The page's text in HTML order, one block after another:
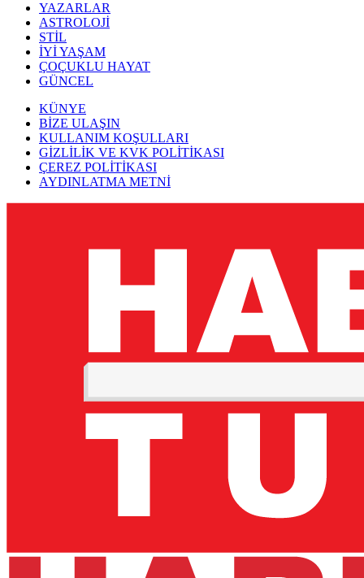
YAZARLAR
ASTROLOJİ
STİL
İYİ YAŞAM
ÇOÇUKLU HAYAT
GÜNCEL
KÜNYE
BİZE ULAŞIN
KULLANIM KOŞULLARI
GİZLİLİK VE KVK POLİTİKASI
ÇEREZ POLİTİKASI
AYDINLATMA METNİ